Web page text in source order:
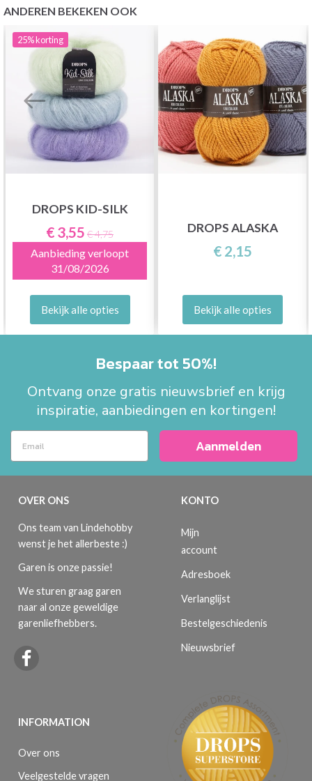
ANDEREN BEKEKEN OOK
25%korting
DROPS KID-SILK
€ 3,55 € 4,75
Aanbieding verloopt
31/08/2026
Bekijk alle opties
DROPS ALASKA
€ 2,15
Bekijk alle opties
Bespaar tot 50%!
Ontvang onze gratis nieuwsbrief en krijg
inspiratie, aanbiedingen en kortingen!
Aanmelden
OVER ONS
Ons team van Lindehobby
wenst je het allerbeste :)
Garen is onze passie!
We sturen graag garen
naar al onze geweldige
garenliefhebbers.
INFORMATION
Over ons
Veelgestelde vragen
KONTO
Mijn
account
Adresboek
Verlanglijst
Bestelgeschiedenis
Nieuwsbrief